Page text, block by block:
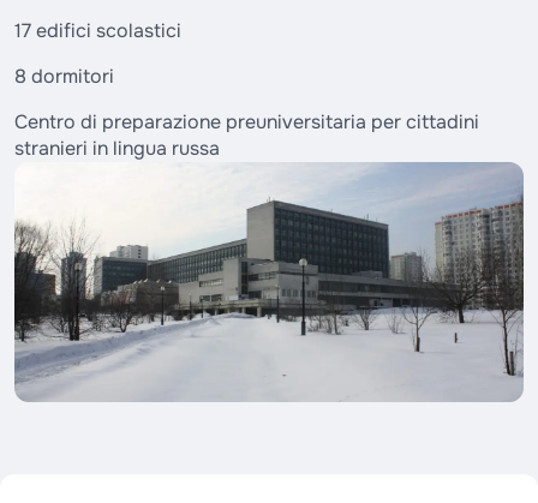
17 edifici scolastici
8 dormitori
Centro di preparazione preuniversitaria per cittadini
stranieri in lingua russa